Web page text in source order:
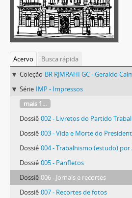
Acervo
Busca rápida
Coleção BR RJMRAHI GC - Geraldo
Série IMP - Impressos
mais 1...
Dossiê 002 - Livretos do Partido
Dossiê 003 - Vida e Morte do
Dossiê 004 - Trabalhismo (estudo)
Dossiê 005 - Panfletos
Dossiê 006 - Jornais e recortes
Dossiê 007 - Recortes de fotos